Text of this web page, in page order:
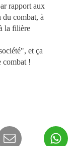
rapport aux
du combat, à
la filière
et ça
combat !